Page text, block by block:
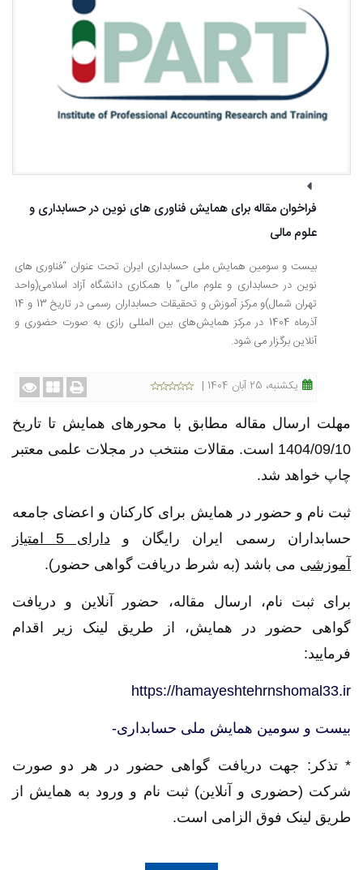
فراخوان مقاله برای همایش فناوری های نوین در حسابداری و
علوم مالی
بیست و سومین همایش ملی حسابداری ایران تحت عنوان “فناوری های
نوین در حسابداری و علوم مالی” با همکاری دانشگاه آزاد اسلامی(واحد
تهران شمال)و مرکز آموزش و تحقیقات حسابداران رسمی در تاریخ 13 و 14
آذرماه 1404 در مرکز همایش‌های بین المللی رازی به صورت حضوری و
آنلاین برگزار می شود.
یکشنبه، 25 آبان 1404 |
مهلت ارسال مقاله مطابق با محورهای همایش تا تاریخ
1404/09/10 است. مقالات منتخب در مجلات علمی معتبر
چاپ خواهد شد.
ثبت نام و حضور در همایش برای کارکنان و اعضای جامعه
حسابداران رسمی ایران رایگان و
دارای 5 امتیاز
آموزشی می باشد (به شرط دریافت گواهی حضور).
برای ثبت نام، ارسال مقاله، حضور آنلاین و دریافت
گواهی حضور در همایش، از طریق لینک زیر اقدام
فرمایید:
https://hamayeshtehrnshomal33.ir
بیست و سومین همایش ملی حسابداری-
* تذکر: جهت دریافت گواهی حضور در هر دو صورت
شرکت (حضوری و آنلاین) ثبت نام و ورود به همایش از
طریق لینک فوق الزامی است.